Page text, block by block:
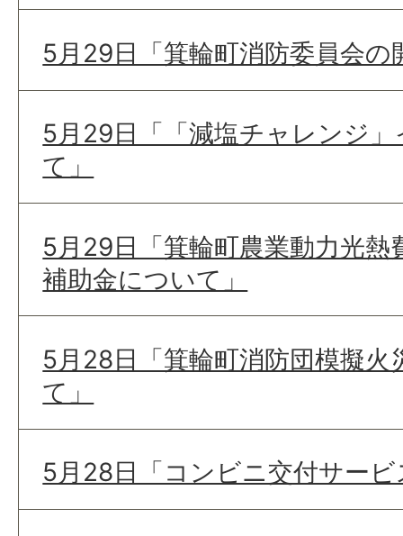
5月29日「箕輪町消防委員会の
5月29日「「減塩チャレンジ
て」
5月29日「箕輪町農業動力光熱
補助金について」
5月28日「箕輪町消防団模擬火
て」
5月28日「コンビニ交付サー